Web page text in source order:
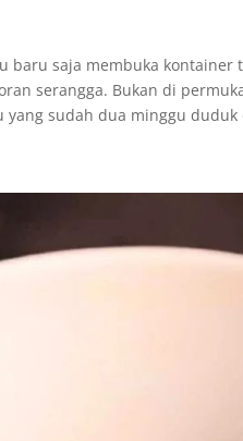
baru saja membuka
serangga. Bukan di
yang sudah dua minggu duduk